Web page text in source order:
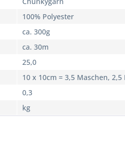
100% Polyester
ca. 300g
ca. 30m
25,0
10 x 10cm = 3,5 Maschen, 2,5
0,3
kg